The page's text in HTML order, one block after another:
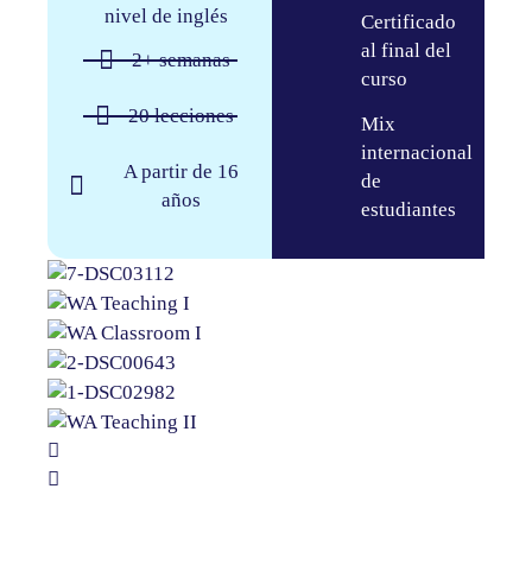
nivel de inglés
2+ semanas​
20 lecciones​
A partir de 16
años​
Certificado
al final del
curso
Mix
internacional
de
estudiantes